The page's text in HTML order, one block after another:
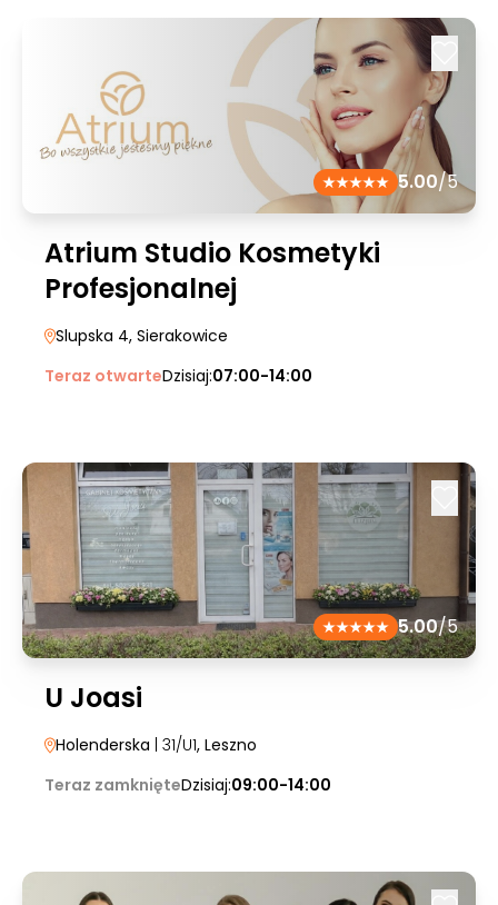
5.00/5
Atrium Studio Kosmetyki
Profesjonalnej
Slupska 4, Sierakowice
Teraz otwarteDzisiaj:07:00-14:00
5.00/5
U Joasi
Holenderska | 31/U1, Leszno
Teraz zamknięteDzisiaj:09:00-14:00